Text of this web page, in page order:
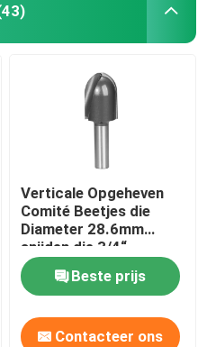
Verticale Opgeheven
Comité Beetjes die
Diameter 28.6mm
snijden die 3/4“
Voorraad voeden
Beste prijs
Contacteer ons